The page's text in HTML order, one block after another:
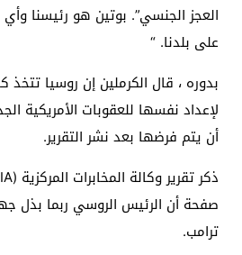
العجز الجنسي”. بوتين هو رئيسنا
على بلدنا. “
بدوره ، قال الكرملين إن روسيا تتخذ
لإعداد نفسها للعقوبات الأمريكية
أن يتم فرضها بعد نشر التقرير.
صفحة أن الرئيس الروسي ربما بذل
ترامب.